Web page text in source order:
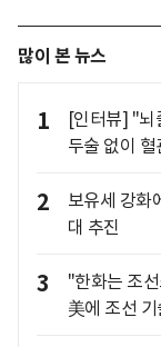
많이 본 뉴스
1
[인터뷰] "
두술 없이
2
보유세 강화
대 추진
3
"한화는 조
美에 조선